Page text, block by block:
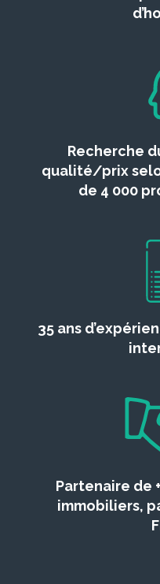
Recherche
qualité/prix
de 4 000
35 ans
Partenaire de
immobiliers,